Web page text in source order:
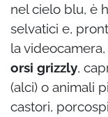
nel cielo blu, è
selvatici e,
la
orsi grizzly,
(alci) o animali
castori,